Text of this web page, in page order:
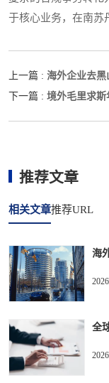
于核心业务，在南苏
上一篇 : 海外企业去
下一篇 : 境外毛里求
推荐文章
相关文章推荐URL
海
全